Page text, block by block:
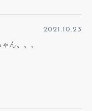
2021.10.23
ん、、、